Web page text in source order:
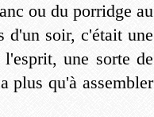
ou du porridge au
d'un soir, c'était une
une sorte de
plus qu'à assembler